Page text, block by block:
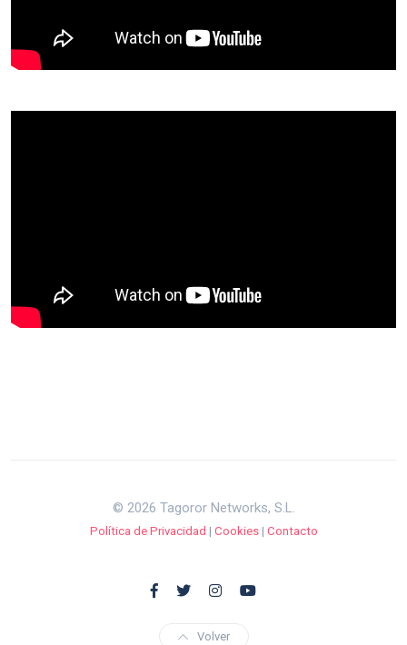
© 2026 Tagoror Networks, S.L.
Política de Privacidad | Cookies| Contacto
Volver